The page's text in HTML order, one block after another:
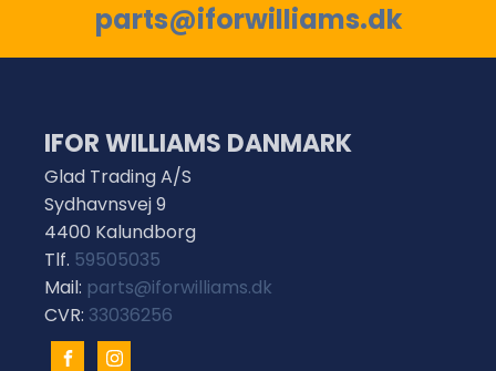
parts@iforwilliams.dk
IFOR WILLIAMS DANMARK
Glad Trading A/S
Sydhavnsvej 9
4400 Kalundborg
Tlf. 59505035
Mail: parts@iforwilliams.dk
CVR: 33036256